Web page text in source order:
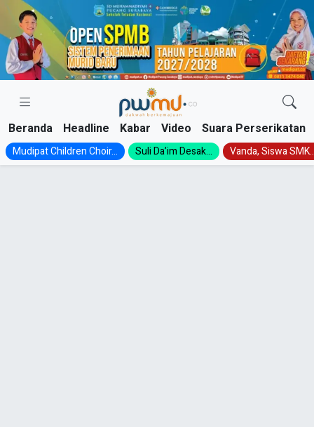
Skip
content
Beranda Headline Kabar Video Suara Perserikatan
Mudipat Children Choir... Suli Da’im Desak... Vanda, Siswa